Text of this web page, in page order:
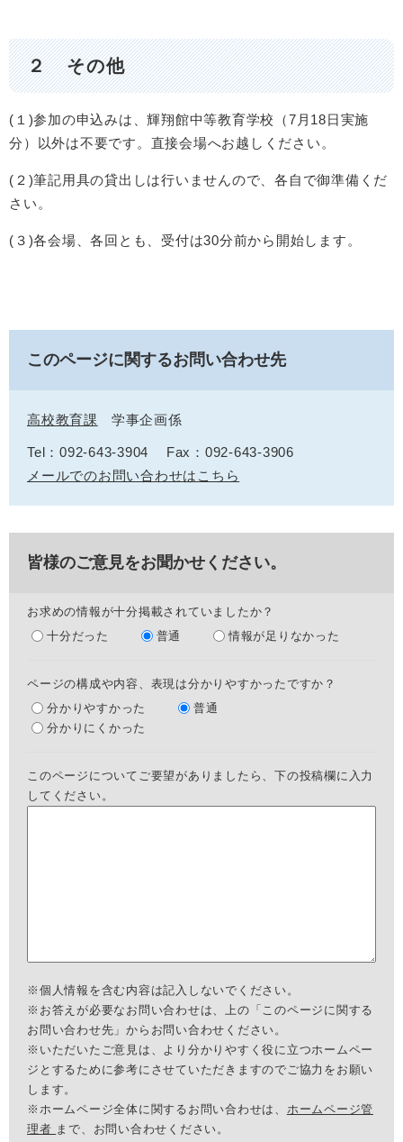
２ その他
(１)参加の申込みは、輝翔館中等教育学校（7月18日実施
分）以外は不要です。直接会場へお越しください。
(２)筆記用具の貸出しは行いませんので、各自で御準備くだ
さい。
(３)各会場、各回とも、受付は30分前から開始します。
このページに関するお問い合わせ先
高校教育課 学事企画係
Tel：092-643-3904
Fax：092-643-3906
メールでのお問い合わせはこちら
皆様のご意見をお聞かせください。
お求めの情報が十分掲載されていましたか？
十分だった
普通 情報が足りなかった
ページの構成や内容、表現は分かりやすかったですか？
分かりやすかった
普通
分かりにくかった
このページについてご要望がありましたら、下の投稿欄に入力
してください。
※個人情報を含む内容は記入しないでください。
※お答えが必要なお問い合わせは、上の「このページに関する
お問い合わせ先」からお問い合わせください。
※いただいたご意見は、より分かりやすく役に立つホームペー
ジとするために参考にさせていただきますのでご協力をお願い
します。
※ホームページ全体に関するお問い合わせは、 ホームページ管
理者 まで、お問い合わせください。